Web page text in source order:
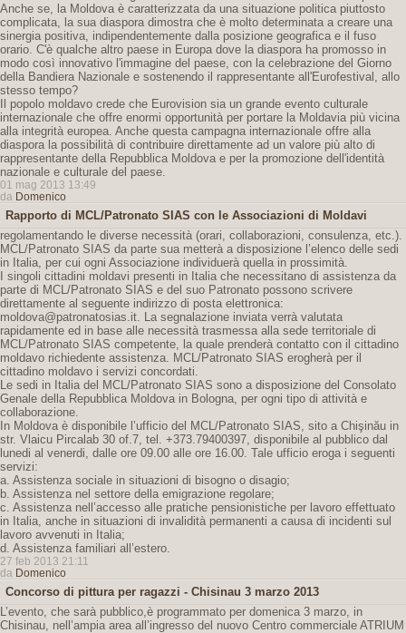
Anche se, la Moldova è caratterizzata da una situazione politica piuttosto
complicata, la sua diaspora dimostra che è molto determinata a creare una
sinergia positiva, indipendentemente dalla posizione geografica e il fuso
orario. C'è qualche altro paese in Europa dove la diaspora ha promosso in
modo così innovativo l'immagine del paese, con la celebrazione del Giorno
della Bandiera Nazionale e sostenendo il rappresentante all'Eurofestival, allo
stesso tempo?
Il popolo moldavo crede che Eurovision sia un grande evento culturale
internazionale che offre enormi opportunità per portare la Moldavia più vicina
alla integrità europea. Anche questa campagna internazionale offre alla
diaspora la possibilità di contribuire direttamente ad un valore più alto di
rappresentante della Repubblica Moldova e per la promozione dell'identità
nazionale e culturale del paese.
01 mag 2013 13:49
da Domenico
Rapporto di MCL/Patronato SIAS con le Associazioni di Moldavi
regolamentando le diverse necessità (orari, collaborazioni, consulenza, etc.).
MCL/Patronato SIAS da parte sua metterà a disposizione l’elenco delle sedi
in Italia, per cui ogni Associazione individuerà quella in prossimità.
I singoli cittadini moldavi presenti in Italia che necessitano di assistenza da
parte di MCL/Patronato SIAS e del suo Patronato possono scrivere
direttamente al seguente indirizzo di posta elettronica:
moldova@patronatosias.it. La segnalazione inviata verrà valutata
rapidamente ed in base alle necessità trasmessa alla sede territoriale di
MCL/Patronato SIAS competente, la quale prenderà contatto con il cittadino
moldavo richiedente assistenza. MCL/Patronato SIAS erogherà per il
cittadino moldavo i servizi concordati.
Le sedi in Italia del MCL/Patronato SIAS sono a disposizione del Consolato
Genale della Repubblica Moldova in Bologna, per ogni tipo di attività e
collaborazione.
In Moldova è disponibile l’ufficio del MCL/Patronato SIAS, sito a Chişinău in
str. Vlaicu Pircalab 30 of.7, tel. +373.79400397, disponibile al pubblico dal
lunedi al venerdi, dalle ore 09.00 alle ore 16.00. Tale ufficio eroga i seguenti
servizi:
a. Assistenza sociale in situazioni di bisogno o disagio;
b. Assistenza nel settore della emigrazione regolare;
c. Assistenza nell’accesso alle pratiche pensionistiche per lavoro effettuato
in Italia, anche in situazioni di invalidità permanenti a causa di incidenti sul
lavoro avvenuti in Italia;
d. Assistenza familiari all’estero.
27 feb 2013 21:11
da Domenico
Concorso di pittura per ragazzi - Chisinau 3 marzo 2013
L’evento, che sarà pubblico,è programmato per domenica 3 marzo, in
Chisinau, nell’ampia area all’ingresso del nuovo Centro commerciale ATRIUM